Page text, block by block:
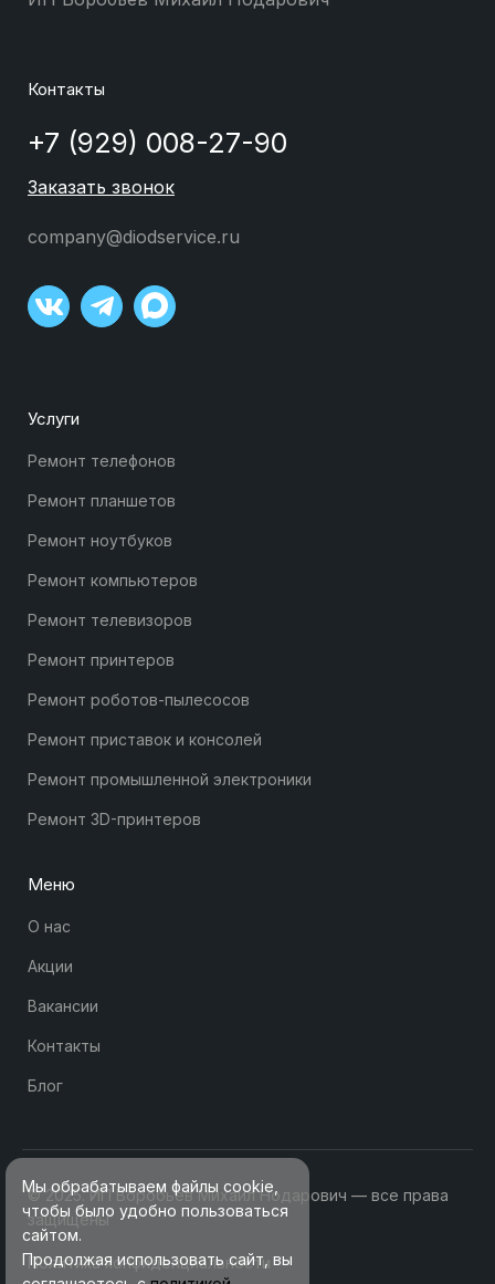
Контакты
+7 (929) 008-27-90
Заказать звонок
company@diodservice.ru
Услуги
Ремонт телефонов
Ремонт планшетов
Ремонт ноутбуков
Ремонт компьютеров
Ремонт телевизоров
Ремонт принтеров
Ремонт роботов-пылесосов
Ремонт приставок и консолей
Ремонт промышленной электроники
Ремонт 3D-принтеров
Меню
О нас
Акции
Вакансии
Контакты
Блог
© 2025. ИП Воробьев Михаил Нодарович — все права
защищены
Политика конфиденциальности
Мы обрабатываем файлы cookie,
чтобы было удобно пользоваться
сайтом.
Продолжая использовать сайт, вы